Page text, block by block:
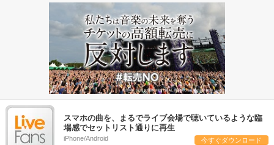
スマホの曲を、まるでライブ会場で聴いているような臨
場感でセットリスト通りに再生
iPhone/Android 今すぐダウンロード